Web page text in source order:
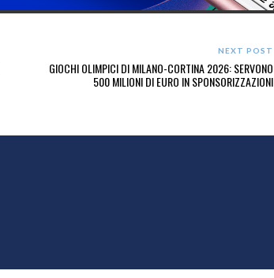
NEXT POST
GIOCHI OLIMPICI DI MILANO-CORTINA 2026: SERVONO
500 MILIONI DI EURO IN SPONSORIZZAZIONI